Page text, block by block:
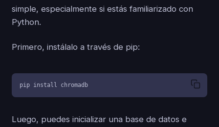
simple, especialmente si estás familiarizado con
Python.
Primero, instálalo a través de pip:
pip install chromadb
Luego, puedes inicializar una base de datos e